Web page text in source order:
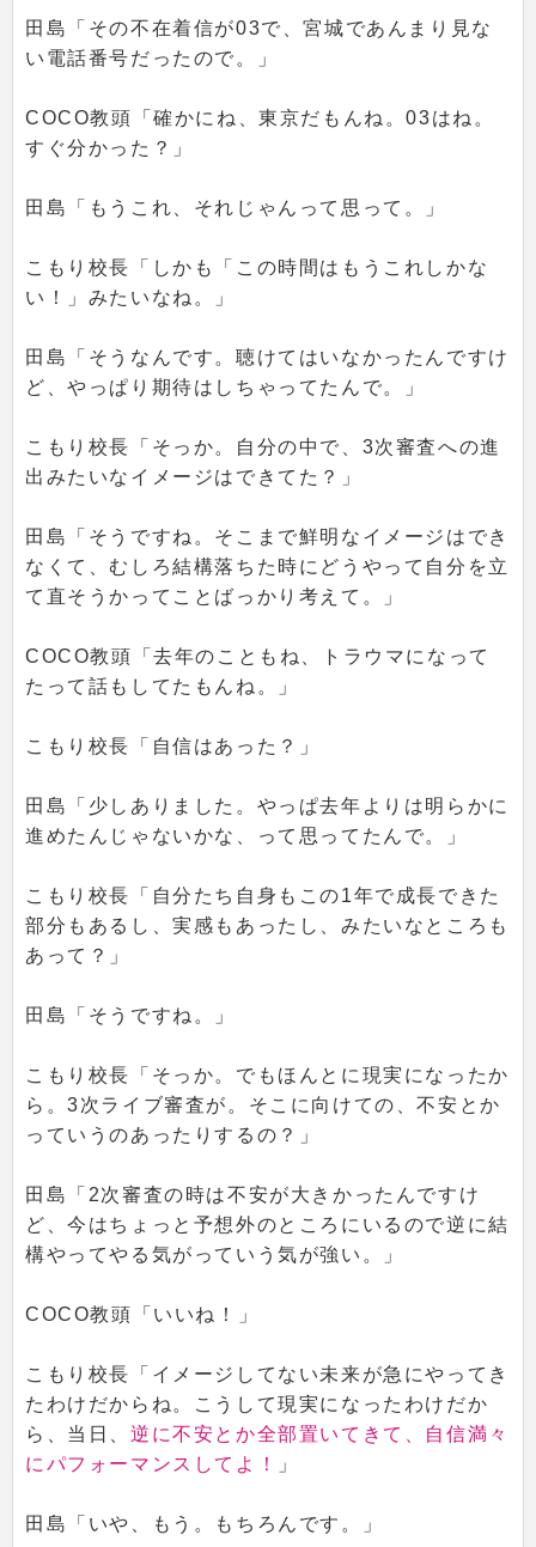
田島「その不在着信が03で、宮城であんまり見な
い電話番号だったので。」
COCO教頭「確かにね、東京だもんね。03はね。
すぐ分かった？」
田島「もうこれ、それじゃんって思って。」
こもり校長「しかも「この時間はもうこれしかな
い！」みたいなね。」
田島「そうなんです。聴けてはいなかったんですけ
ど、やっぱり期待はしちゃってたんで。」
こもり校長「そっか。自分の中で、3次審査への進
出みたいなイメージはできてた？」
田島「そうですね。そこまで鮮明なイメージはでき
なくて、むしろ結構落ちた時にどうやって自分を立
て直そうかってことばっかり考えて。」
COCO教頭「去年のこともね、トラウマになって
たって話もしてたもんね。」
こもり校長「自信はあった？」
田島「少しありました。やっぱ去年よりは明らかに
進めたんじゃないかな、って思ってたんで。」
こもり校長「自分たち自身もこの1年で成長できた
部分もあるし、実感もあったし、みたいなところも
あって？」
田島「そうですね。」
こもり校長「そっか。でもほんとに現実になったか
ら。3次ライブ審査が。そこに向けての、不安とか
っていうのあったりするの？」
田島「2次審査の時は不安が大きかったんですけ
ど、今はちょっと予想外のところにいるので逆に結
構やってやる気がっていう気が強い。」
COCO教頭「いいね！」
こもり校長「イメージしてない未来が急にやってき
たわけだからね。こうして現実になったわけだか
ら、当日、 逆に不安とか全部置いてきて、自信満々
にパフォーマンスしてよ！
」
田島「いや、もう。もちろんです。」